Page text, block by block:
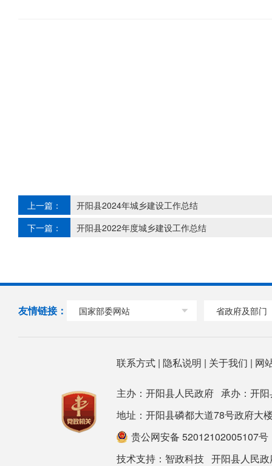
上一篇：
开阳县2024年城乡建设工作总结
下一篇：
开阳县2022年度城乡建设工作总结
友情链接： 国家部委网站 省政府及部门
联系方式| 隐私说明 | 关于我们 | 网
主办：开阳县人民政府 承办：开
地址：开阳县磷都大道78号政府
贵公网安备 52012102005107号
技术支持： 智政科技 开阳县人民